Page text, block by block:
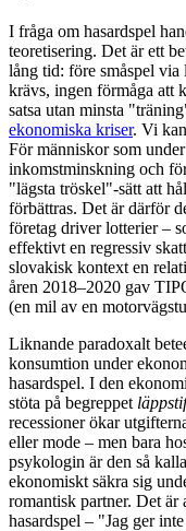
I fråga om hasardspel
teoretisering. Det är ett
lång tid: före småspel
krävs, ingen förmåga att
satsa utan minsta
ekonomiska kriser. Vi
För människor som
inkomstminskning och
"lägsta tröskel"-sätt att
förbättras. Det är därför
företag driver lotterier –
effektivt en regressiv
slovakisk kontext en
åren 2018–2020 gav
(en mil av en
Liknande paradoxalt
konsumtion under
hasardspel. I den
stöta på begreppet
recessioner ökar
eller mode – men bara
psykologin är den så
ekonomiskt säkra sig
romantisk partner. Det
hasardspel – "Jag ger